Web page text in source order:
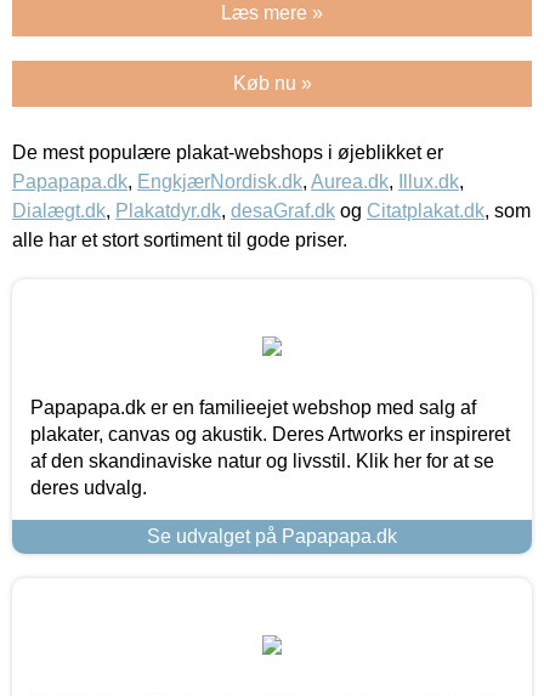
Læs mere »
Køb nu »
De mest populære plakat-webshops i øjeblikket er
Papapapa.dk, EngkjærNordisk.dk, Aurea.dk, Illux.dk,
Dialægt.dk, Plakatdyr.dk, desaGraf.dk og Citatplakat.dk, som
alle har et stort sortiment til gode priser.
Papapapa.dk er en familieejet webshop med salg af
plakater, canvas og akustik. Deres Artworks er inspireret
af den skandinaviske natur og livsstil. Klik her for at se
deres udvalg.
Se udvalget på Papapapa.dk